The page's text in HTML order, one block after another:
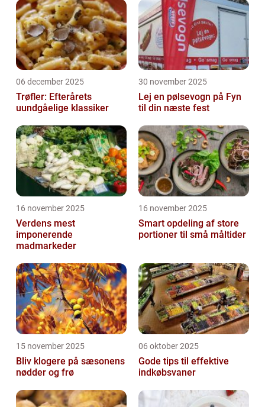
06 december 2025
Trøfler: Efterårets
uundgåelige klassiker
30 november 2025
Lej en pølsevogn på Fyn
til din næste fest
16 november 2025
Verdens mest
imponerende
madmarkeder
16 november 2025
Smart opdeling af store
portioner til små måltider
15 november 2025
Bliv klogere på sæsonens
nødder og frø
06 oktober 2025
Gode tips til effektive
indkøbsvaner